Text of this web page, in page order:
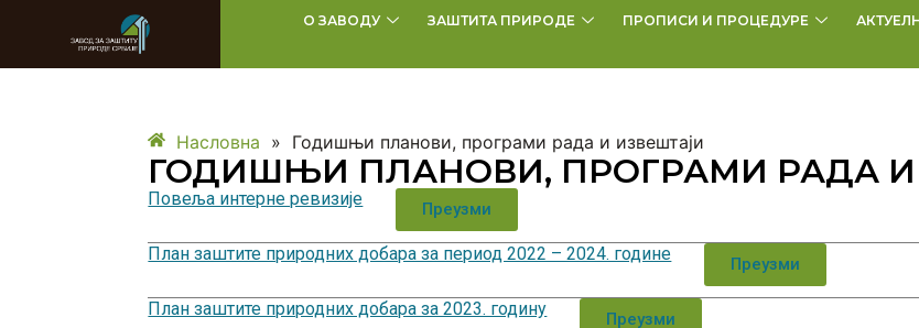
О ЗАВОДУ ЗАШТИТА ПРИРОДЕ ПРОПИСИ И ПРОЦЕДУРЕ
Насловна » Годишњи планови, програми рада и извештаји
ГОДИШЊИ ПЛАНОВИ, ПРОГРАМИ РАДА И
Повеља интерне ревизије Преузми
План заштите природних добара за период 2022 – 2024. године Преузми
План заштите природних добара за 2023. годину Преузми